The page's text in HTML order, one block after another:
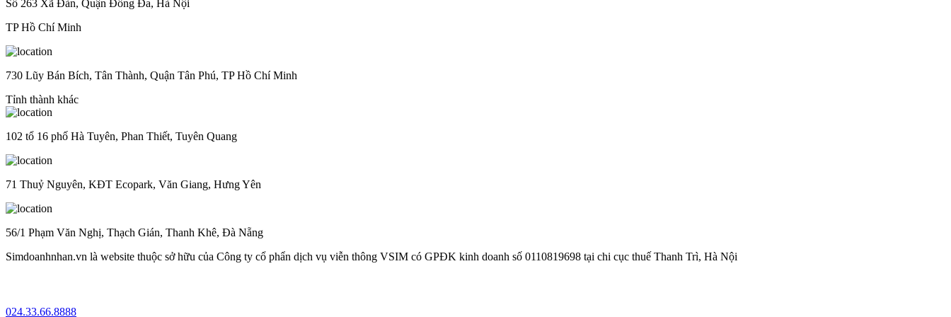
Số 263 Xã Đàn, Quận Đống Đa, Hà Nội
TP Hồ Chí Minh
730 Lũy Bán Bích, Tân Thành, Quận Tân Phú, TP Hồ Chí Minh
Tỉnh thành khác
102 tổ 16 phố Hà Tuyên, Phan Thiết, Tuyên Quang
71 Thuỷ Nguyên, KĐT Ecopark, Văn Giang, Hưng Yên
56/1 Phạm Văn Nghị, Thạch Gián, Thanh Khê, Đà Nẵng
Simdoanhnhan.vn là website thuộc sở hữu của Công ty cổ phẩn dịch vụ viễn thông VSIM có GPĐK kinh doanh số 0110819698 tại chi cục thuế Thanh Trì, Hà Nội
024.33.66.8888